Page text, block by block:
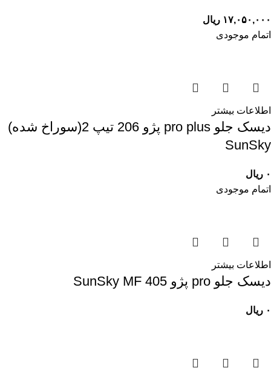
۱۷,۰۵۰,۰۰۰ ریال
اتمام موجودی
اطلاعات بیشتر
ديسک جلو pro plus پژو 206 تيپ 2(سوراخ شده)
SunSky
۰ ریال
اتمام موجودی
اطلاعات بیشتر
ديسک جلو pro پژو 405 SunSky MF
۰ ریال